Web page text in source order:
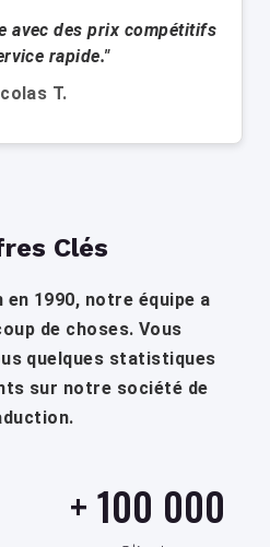
avec des prix compétitifs
rapide."
T.
Clés
1990, notre équipe a
de choses. Vous
quelques statistiques
sur notre société de
+100 000